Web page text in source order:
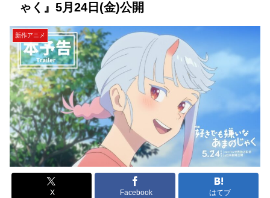
ゃく』5月24日(金)公開
新作アニメ
X Facebook はてブ